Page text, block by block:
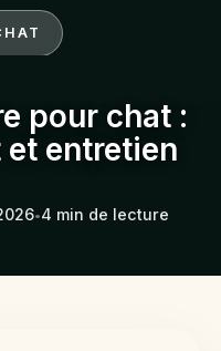
pour chat :
entretien
•4 min de lecture